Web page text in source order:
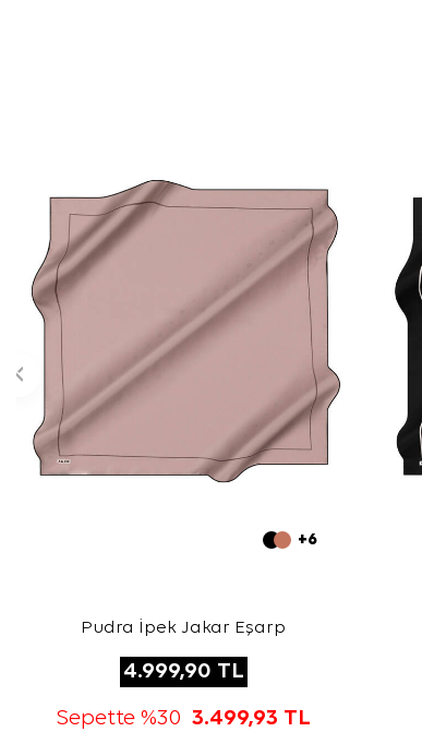
+6
Pudra İpek Jakar Eşarp
4.999,90 TL
Sepette %30 3.499,93 TL